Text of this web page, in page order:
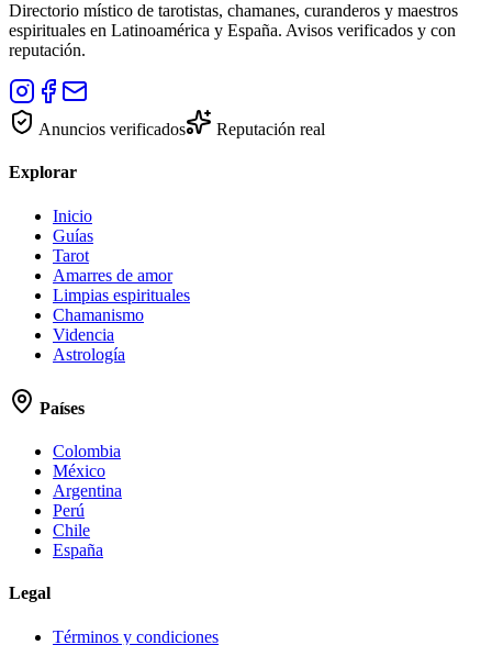
Directorio místico de tarotistas, chamanes, curanderos y maestros
espirituales en Latinoamérica y España. Avisos verificados y con
reputación.
Anuncios verificados Reputación real
Explorar
Inicio
Guías
Tarot
Amarres de amor
Limpias espirituales
Chamanismo
Videncia
Astrología
Países
Colombia
México
Argentina
Perú
Chile
España
Legal
Términos y condiciones